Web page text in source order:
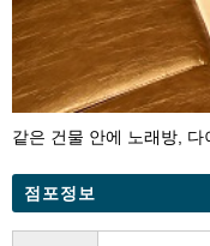
같은 건물 안에 노래방,
점포정보